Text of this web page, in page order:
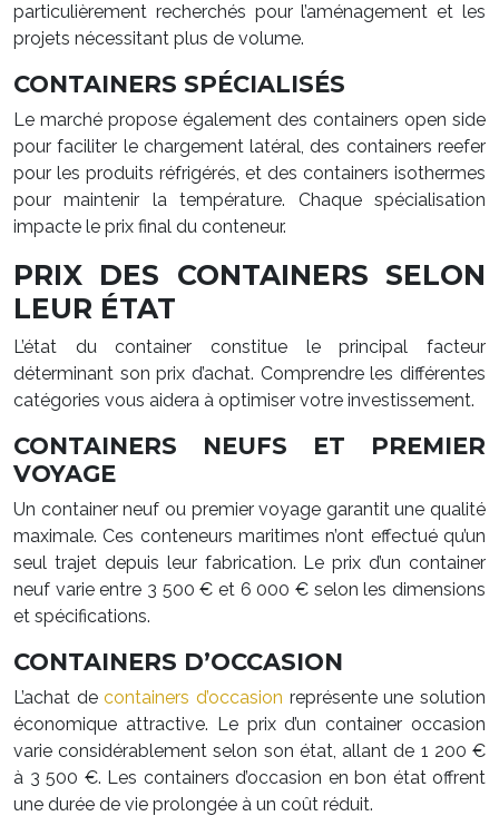
particulièrement recherchés pour l’aménagement et les
projets nécessitant plus de volume.
CONTAINERS SPÉCIALISÉS
Le marché propose également des containers open side
pour faciliter le chargement latéral, des containers reefer
pour les produits réfrigérés, et des containers isothermes
pour maintenir la température. Chaque spécialisation
impacte le prix final du conteneur.
PRIX DES CONTAINERS SELON
LEUR ÉTAT
L’état du container constitue le principal facteur
déterminant son prix d’achat. Comprendre les différentes
catégories vous aidera à optimiser votre investissement.
CONTAINERS NEUFS ET PREMIER
VOYAGE
Un container neuf ou premier voyage garantit une qualité
maximale. Ces conteneurs maritimes n’ont effectué qu’un
seul trajet depuis leur fabrication. Le prix d’un container
neuf varie entre 3 500 € et 6 000 € selon les dimensions
et spécifications.
CONTAINERS D’OCCASION
L’achat decontainers d’occasion représente une solution
économique attractive. Le prix d’un container occasion
varie considérablement selon son état, allant de 1 200 €
à 3 500 €. Les containers d’occasion en bon état offrent
une durée de vie prolongée à un coût réduit.